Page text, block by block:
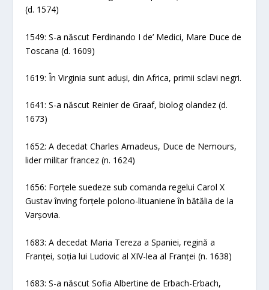
(d. 1574)
1549: S-a născut Ferdinando I de’ Medici, Mare Duce de
Toscana (d. 1609)
1619: În Virginia sunt aduși, din Africa, primii sclavi negri.
1641: S-a născut Reinier de Graaf, biolog olandez (d.
1673)
1652: A decedat Charles Amadeus, Duce de Nemours,
lider militar francez (n. 1624)
1656: Forțele suedeze sub comanda regelui Carol X
Gustav înving forțele polono-lituaniene în bătălia de la
Varșovia.
1683: A decedat Maria Tereza a Spaniei, regină a
Franței, soția lui Ludovic al XIV-lea al Franței (n. 1638)
1683: S-a născut Sofia Albertine de Erbach-Erbach,